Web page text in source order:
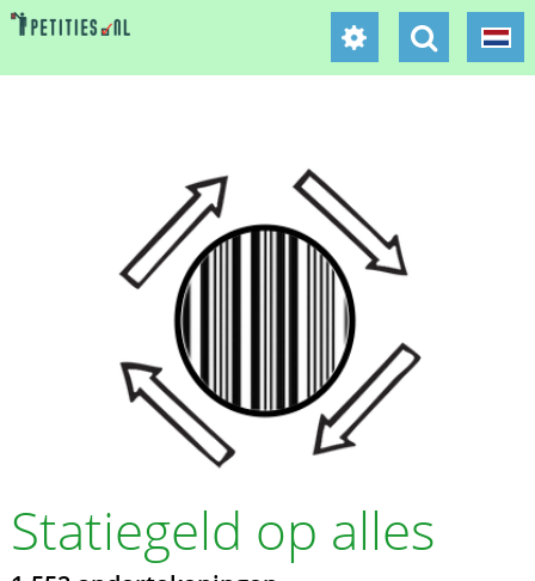
Statiegeld op alles